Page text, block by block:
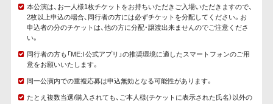
本公演は、お一人様1枚チケットをお持ちいただきご入場いただきますので、
2枚以上申込の場合、同行者の方には必ずチケットを分配してください。お
申込者の分のチケットは、他の方に分配・譲渡出来ませんのでご注意くださ
い。
同行者の方も「ME:I 公式アプリ」の推奨環境に適したスマートフォンのご用
意をお願いいたします。
同一公演内での重複応募は申込無効となる可能性があります。
たとえ複数当選/購入されても、ご本人様(チケットに表示された氏名）以外の